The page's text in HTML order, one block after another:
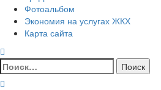
Фотоальбом
Экономия на услугах ЖКХ
Карта сайта
Найти: